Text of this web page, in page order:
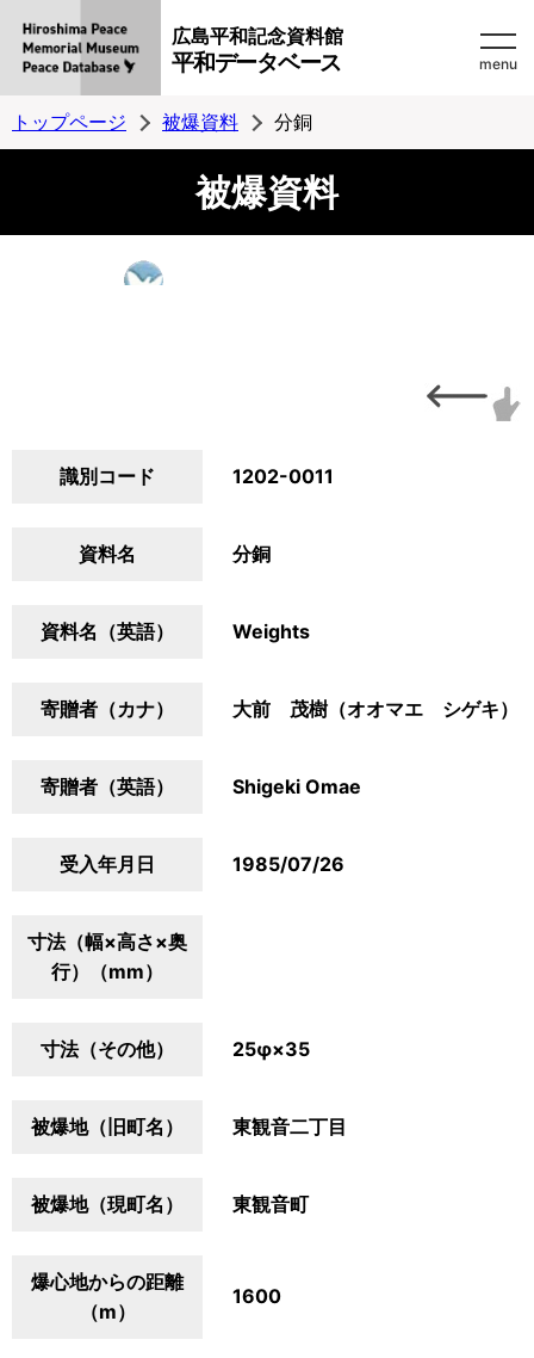
広島平和記念資料館
平和データベース menu
トップページ 被爆資料 分銅
被爆資料
識別コード 1202-0011
資料名 分銅
資料名（英語） Weights
寄贈者（カナ） 大前 茂樹（オオマエ シゲキ）
寄贈者（英語） Shigeki Omae
受入年月日 1985/07/26
寸法（幅×高さ×奥
行）（mm）
寸法（その他） 25φ×35
被爆地（旧町名） 東観音二丁目
被爆地（現町名） 東観音町
爆心地からの距離
（m）
1600